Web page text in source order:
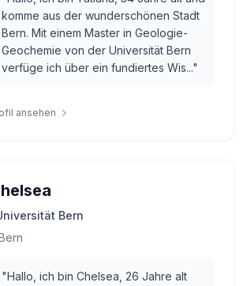
komme aus der wunderschönen Stadt
Bern. Mit einem Master in Geologie-
Geochemie von der Universität Bern
verfüge ich über ein fundiertes Wis..."
ansehen
Bern
"Hallo, ich bin Chelsea, 26 Jahre alt